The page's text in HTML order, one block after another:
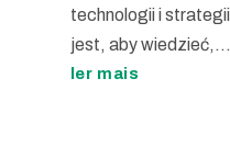
technologii i
jest, aby wiedzieć,...
ler mais